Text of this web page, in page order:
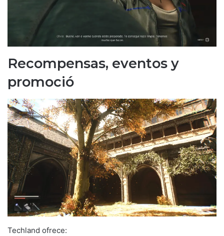
Recompensas, eventos y
promoció
Techland ofrece: